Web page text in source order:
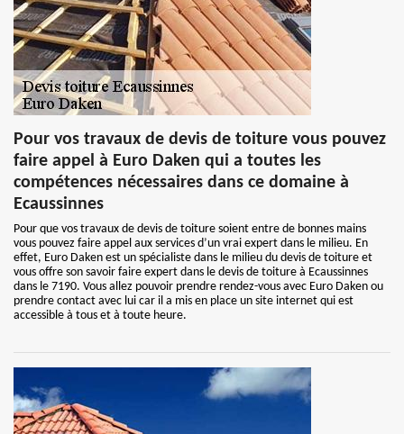
Pour vos travaux de devis de toiture vous pouvez
faire appel à Euro Daken qui a toutes les
compétences nécessaires dans ce domaine à
Ecaussinnes
Pour que vos travaux de devis de toiture soient entre de bonnes mains
vous pouvez faire appel aux services d’un vrai expert dans le milieu. En
effet, Euro Daken est un spécialiste dans le milieu du devis de toiture et
vous offre son savoir faire expert dans le devis de toiture à Ecaussinnes
dans le 7190. Vous allez pouvoir prendre rendez-vous avec Euro Daken ou
prendre contact avec lui car il a mis en place un site internet qui est
accessible à tous et à toute heure.